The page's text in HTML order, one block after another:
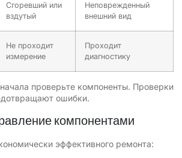
Сгоревший или
вздутый
Неповрежденный
внешний вид
Не проходит
измерение
Проходит
диагностику
проверьте компоненты. Проверки
ошибки.
компонентами
эффективного ремонта: